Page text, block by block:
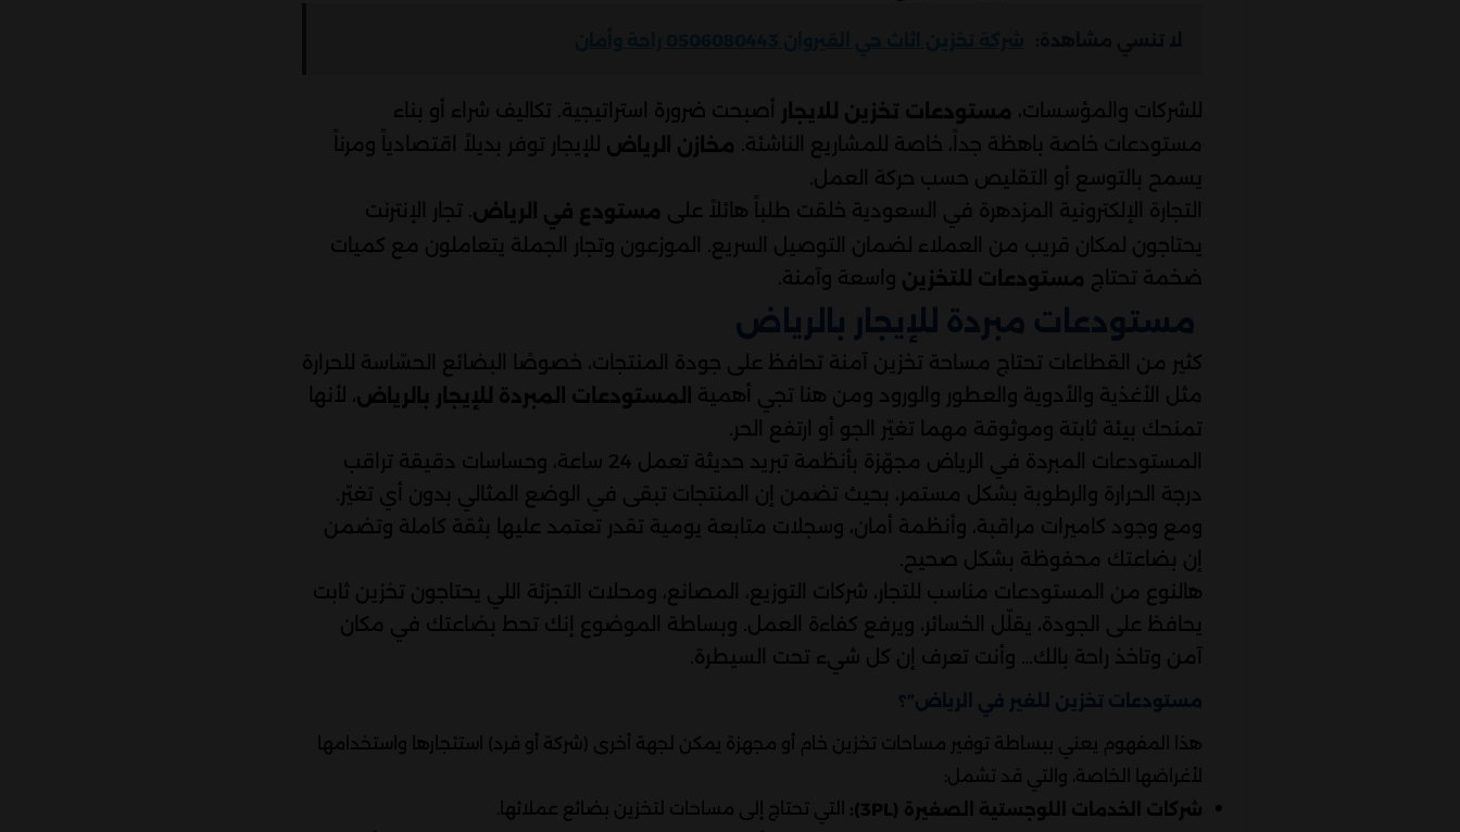
للشركات والمؤسسات، مستودعات تخزين للايجار أصبحت ضرورة استراتيجية. تكاليف شراء أو بناء
مستودعات خاصة باهظة جداً، خاصة للمشاريع الناشئة. مخازن الرياض للإيجار توفر بديلاً اقتصادياً ومرناً
يسمح بالتوسع أو التقليص حسب حركة العمل.
التجارة الإلكترونية المزدهرة في السعودية خلقت طلباً هائلاً على مستودع في الرياض. تجار الإنترنت
يحتاجون لمكان قريب من العملاء لضمان التوصيل السريع. الموزعون وتجار الجملة يتعاملون مع كميات
ضخمة تحتاج مستودعات للتخزين واسعة وآمنة.
مستودعات مبردة للإيجار بالرياض
كثير من القطاعات تحتاج مساحة تخزين آمنة تحافظ على جودة المنتجات، خصوصًا البضائع الحسّاسة للحرارة
مثل الأغذية والأدوية والعطور والورود ومن هنا تجي أهمية
المستودعات المبردة للإيجار بالرياض، لأنها
تمنحك بيئة ثابتة وموثوقة مهما تغيّر الجو أو ارتفع الحر.
المستودعات المبردة في الرياض مجهّزة بأنظمة تبريد حديثة تعمل 24 ساعة، وحساسات دقيقة تراقب
درجة الحرارة والرطوبة بشكل مستمر، بحيث تضمن إن المنتجات تبقى في الوضع المثالي بدون أي تغيّر.
ومع وجود كاميرات مراقبة، وأنظمة أمان، وسجلات متابعة يومية تقدر تعتمد عليها بثقة كاملة وتضمن
إن بضاعتك محفوظة بشكل صحيح.
هالنوع من المستودعات مناسب للتجار، شركات التوزيع، المصانع، ومحلات التجزئة اللي يحتاجون تخزين ثابت
يحافظ على الجودة، يقلّل الخسائر، ويرفع كفاءة العمل. وبساطة الموضوع إنك تحط بضاعتك في مكان
آمن وتاخذ راحة بالك… وأنت تعرف إن كل شيء تحت السيطرة.
مستودعات تخزين للغير في الرياض”؟
هذا المفهوم يعني ببساطة توفير مساحات تخزين خام أو مجهزة يمكن لجهة أخرى (شركة أو فرد) استئجارها واستخدامها
لأغراضها الخاصة، والتي قد تشمل:
شركات الخدمات اللوجستية الصغيرة (3PL):
التي تحتاج إلى مساحات لتخزين بضائع عملائها.